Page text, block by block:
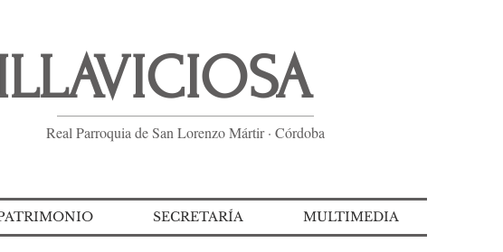
Real Parroquia de San Lorenzo Mártir · Córdoba
SECRETARÍA MULTIMEDIA